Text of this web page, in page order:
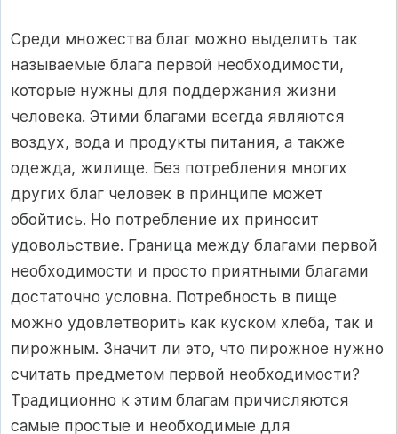
Среди множества благ можно выделить так
называемые блага первой необходимости,
которые нужны для поддержания жизни
человека. Этими благами всегда являются
воздух, вода и продукты питания, а также
одежда, жилище. Без потребления многих
других благ человек в принципе может
обойтись. Но потребление их приносит
удовольствие. Граница между благами первой
необходимости и просто приятными благами
достаточно условна. Потребность в пище
можно удовлетворить как куском хлеба, так и
пирожным. Значит ли это, что пирожное нужно
считать предметом первой необходимости?
Традиционно к этим благам причисляются
самые простые и необходимые для